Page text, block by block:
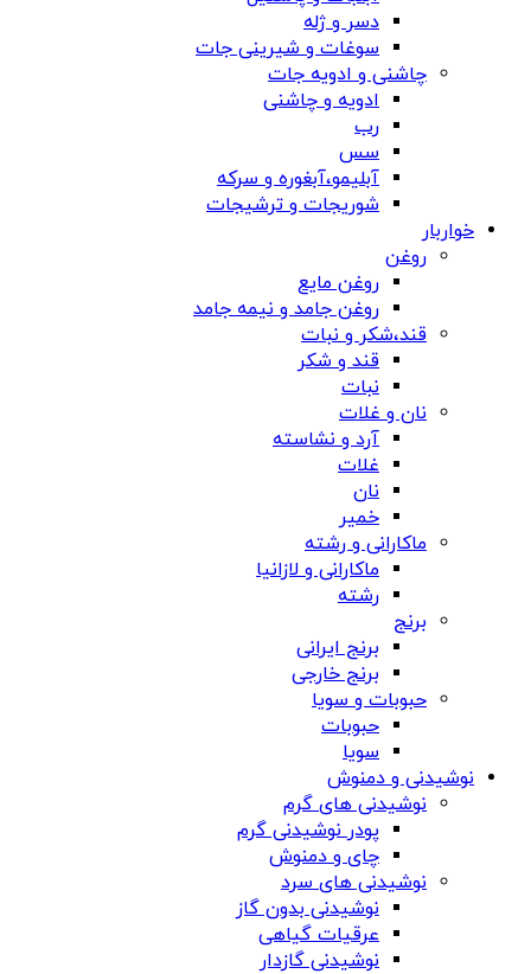
دسر و ژله
سوغات و شیرینی جات
چاشنی و ادویه جات
ادویه و چاشنی
رب
سس
آبلیمو،آبغوره و سرکه
شوریجات و ترشیجات
خواربار
روغن
روغن مایع
روغن جامد و نیمه جامد
قند،شکر و نبات
قند و شکر
نبات
نان و غلات
آرد و نشاسته
غلات
نان
خمیر
ماکارانی و رشته
ماکارانی و لازانیا
رشته
برنج
برنج ایرانی
برنج خارجی
حبوبات و سویا
حبوبات
سویا
نوشیدنی و دمنوش
نوشیدنی های گرم
پودر نوشیدنی گرم
چای و دمنوش
نوشیدنی های سرد
نوشیدنی بدون گاز
عرقیات گیاهی
نوشیدنی گازدار